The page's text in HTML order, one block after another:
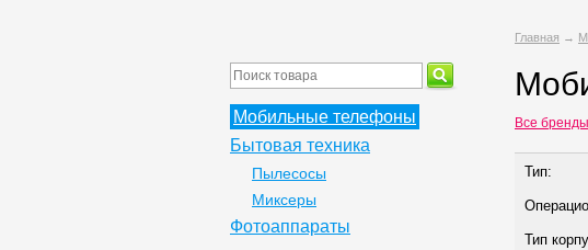
Главная →
Все бренды
Тип:
Тип
Мобильные телефоны
Бытовая техника
Пылесосы
Миксеры
Фотоаппараты